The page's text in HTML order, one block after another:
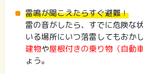
雷鳴が聞こえたらすぐ避難！
雷の音がしたら、すでに危険な
いる場所にいつ落雷してもおか
建物や屋根付きの乗り物（自動車
ょう。